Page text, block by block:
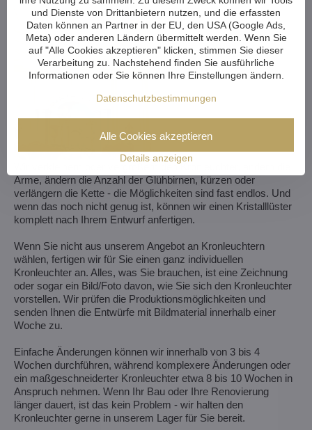
Wir verkleinern oder vergrößern den Kronleuchter, ändern die
Arme, ändern die Anzahl der Glühbirnen, kürzen oder
verlängern die Kette - die Möglichkeiten sind fast endlos. Und
wenn das noch nicht genug ist, können wir einen Kristalllüster
komplett nach Ihrem Entwurf anfertigen.
Wenn Sie nicht aus unserem Angebot an Kronleuchtern
wählen, fertigen wir für Sie einen ganz individuellen
Kronleuchter an. Alles, was Sie brauchen, ist eine Zeichnung
oder sogar ein Bild/Foto davon, wie Sie sich den Kronleuchter
vorstellen. Wir prüfen die Produktionsmöglichkeiten und
senden Ihnen die Entwürfe mit Bildmaterial innerhalb einer
Woche zu.
Einfache Änderungen können wir innerhalb von 3 bis 4
Wochen durchführen, während komplexere Änderungen oder
ein maßgeschneiderter Kronleuchter etwa 8 bis 10 Wochen in
Anspruch nehmen. Wenn Ihr Bau oder Ihre Renovierung
länger dauert, ist das kein Problem - wir halten den
Kronleuchter gerne in unserem Lager für Sie bereit.
und Dienste von Drittanbietern nutzen, und die erfassten
Daten können an Partner in der EU, den USA (Google Ads,
Meta) oder anderen Ländern übermittelt werden. Wenn Sie
auf "Alle Cookies akzeptieren" klicken, stimmen Sie dieser
Verarbeitung zu. Nachstehend finden Sie ausführliche
Informationen oder Sie können Ihre Einstellungen ändern.
Datenschutzbestimmungen
Details anzeigen
Alle Cookies akzeptieren